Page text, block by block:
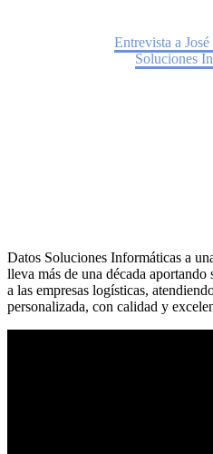
Entrevista a
Soluciones
Datos Soluciones Informáticas a
lleva más de una década
a las empresas logísticas,
personalizada, con calidad y